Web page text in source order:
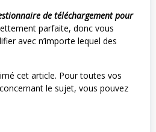
de téléchargement pour
parfaite, donc vous
avec n’importe lequel des
cet article. Pour toutes vos
le sujet, vous pouvez